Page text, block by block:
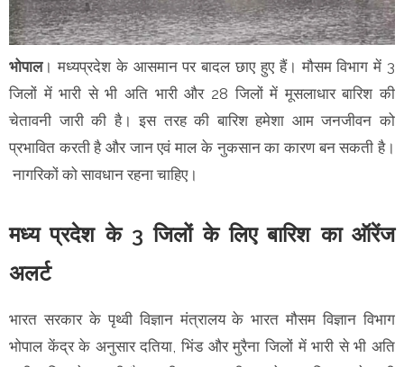
भोपाल। मध्यप्रदेश के आसमान पर बादल छाए हुए हैं। मौसम विभाग में 3
जिलों में भारी से भी अति भारी और 28 जिलों में मूसलाधार बारिश की
चेतावनी जारी की है। इस तरह की बारिश हमेशा आम जनजीवन को
प्रभावित करती है और जान एवं माल के नुकसान का कारण बन सकती है।
नागरिकों को सावधान रहना चाहिए।
मध्य प्रदेश के 3 जिलों के लिए बारिश का ऑरेंज
अलर्ट
भारत सरकार के पृथ्वी विज्ञान मंत्रालय के भारत मौसम विज्ञान विभाग
भोपाल केंद्र के अनुसार दतिया, भिंड और मुरैना जिलों में भारी से भी अति